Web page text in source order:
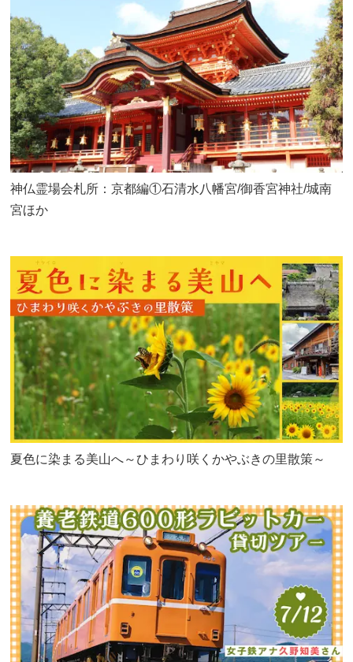
神仏霊場会札所：京都編①石清水八幡宮/御香宮神社/城南
宮ほか
夏色に染まる美山へ～ひまわり咲くかやぶきの里散策～